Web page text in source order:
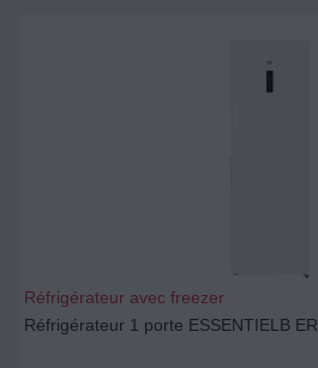
Réfrigérateur avec freezer
Réfrigérateur 1 porte ESSENTIELB